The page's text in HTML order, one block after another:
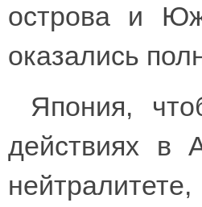
острова и
оказались
Япония,
действиях в